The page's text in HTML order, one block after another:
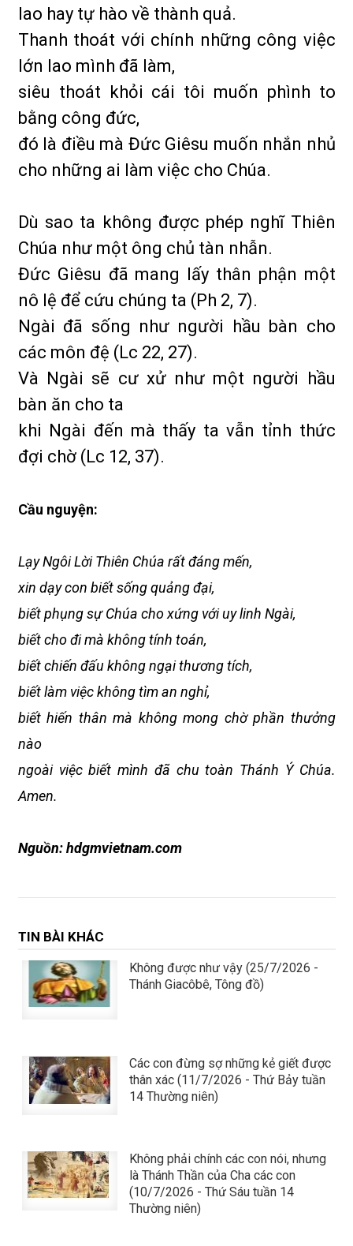
lao hay tự hào về thành quả.
Thanh thoát với chính những công việc
lớn lao mình đã làm,
siêu thoát khỏi cái tôi muốn phình to
bằng công đức,
đó là điều mà Đức Giêsu muốn nhắn nhủ
cho những ai làm việc cho Chúa.
Dù sao ta không được phép nghĩ Thiên
Chúa như một ông chủ tàn nhẫn.
Đức Giêsu đã mang lấy thân phận một
nô lệ để cứu chúng ta (Ph 2, 7).
Ngài đã sống như người hầu bàn cho
các môn đệ (Lc 22, 27).
Và Ngài sẽ cư xử như một người hầu
bàn ăn cho ta
khi Ngài đến mà thấy ta vẫn tỉnh thức
đợi chờ (Lc 12, 37).
Cầu nguyện:
Lạy Ngôi Lời Thiên Chúa rất đáng mến,
xin dạy con biết sống quảng đại,
biết phụng sự Chúa cho xứng với uy linh Ngài,
biết cho đi mà không tính toán,
biết chiến đấu không ngại thương tích,
biết làm việc không tìm an nghỉ,
biết hiến thân mà không mong chờ phần thưởng
nào
ngoài việc biết mình đã chu toàn Thánh Ý Chúa.
Amen.
Nguồn: hdgmvietnam.com
TIN BÀI KHÁC
Không được như vậy (25/7/2026 -
Thánh Giacôbê, Tông đồ)
Các con đừng sợ những kẻ giết được
thân xác (11/7/2026 - Thứ Bảy tuần
14 Thường niên)
Không phải chính các con nói, nhưng
là Thánh Thần của Cha các con
(10/7/2026 - Thứ Sáu tuần 14
Thường niên)